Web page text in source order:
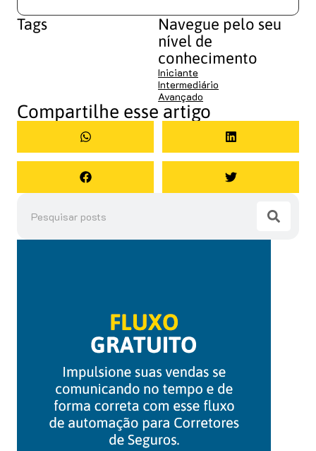
Tags
Navegue pelo seu
nível de
conhecimento
Iniciante
Intermediário
Avançado
Compartilhe esse artigo